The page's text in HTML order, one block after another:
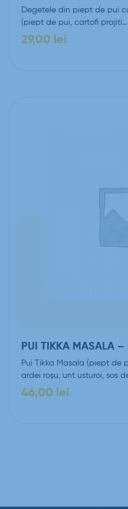
Degetele din piept de pui
(piept de pui, cartofi prajiti…
29,00 lei
PUI TIKKA MASALA
Pui Tikka Masala (piept de
ardei roșu, unt usturoi, sos
46,00 lei